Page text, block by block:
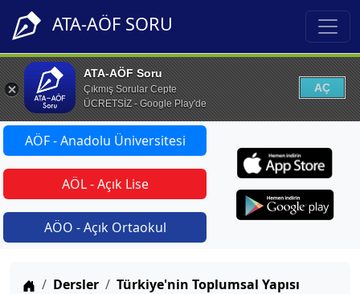
ATA-AÖF SORU
ATA-AÖF Soru
Çıkmış Sorular Cepte
ÜCRETSİZ - Google Play'de
AÇ
AÖF - Anadolu Üniversitesi
AÖL - Açık Lise
AÖO - Açık Ortaokul
Anasayfa
Dersler
Türkiye'nin Toplumsal Yapısı